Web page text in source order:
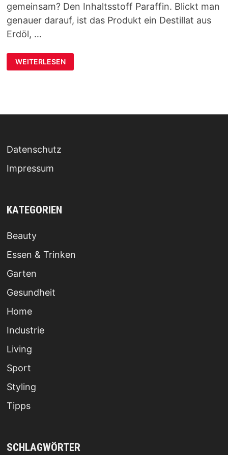
gemeinsam? Den Inhaltsstoff Paraffin. Blickt man
genauer darauf, ist das Produkt ein Destillat aus
Erdöl, …
PARAFFIN:
DER
ALLESKÖNNER
WEITERLESEN
Datenschutz
Impressum
KATEGORIEN
Beauty
Essen & Trinken
Garten
Gesundheit
Home
Industrie
Living
Sport
Styling
Tipps
SCHLAGWÖRTER